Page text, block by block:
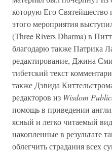
которую Его Святейшество
этого мероприятия
(Three Rivers Dharma) в
благодарю также Патрика
редактирование, Джина
тибетский текст
также Дэвида
редакторов из Wisdom
помощь в приведении
ясный и легко читаемый
накопленные в результате
облегчить страдания всех